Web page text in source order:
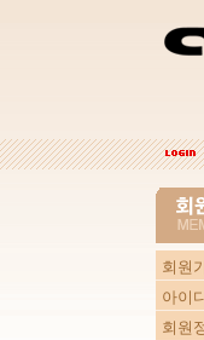
회원
아이
회원